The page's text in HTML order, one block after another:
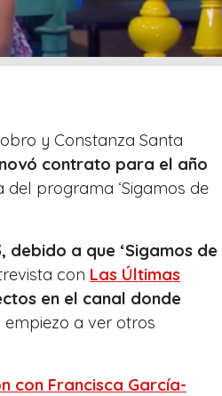
y Constanza Santa
contrato para el año
del programa ‘Sigamos de
debido a que ‘Sigamos de
con Las Últimas
en el canal donde
empiezo a ver otros
con Francisca García-